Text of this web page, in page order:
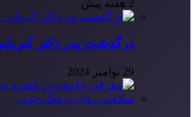
2 هفته پیش
درگذشت پدر دکتر
29 نوامبر 2024